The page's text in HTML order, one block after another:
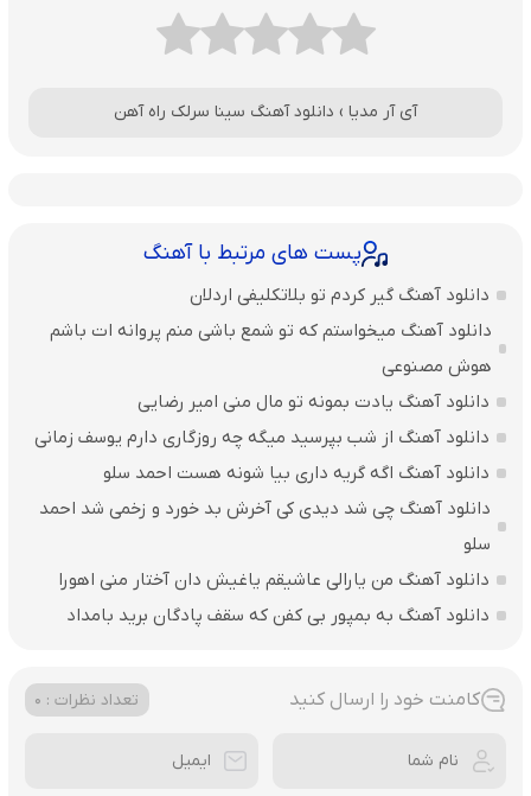
آی آر مدیا › دانلود آهنگ سینا سرلک راه آهن
پست های مرتبط با آهنگ
دانلود آهنگ گیر کردم تو بلاتکلیفی اردلان
دانلود آهنگ میخواستم که تو شمع باشی منم پروانه ات باشم
هوش مصنوعی
دانلود آهنگ یادت بمونه تو مال منی امیر رضایی
دانلود آهنگ از شب بپرسید میگه چه روزگاری دارم یوسف زمانی
دانلود آهنگ اگه گریه داری بیا شونه هست احمد سلو
دانلود آهنگ چی شد دیدی کی آخرش بد خورد و زخمی شد احمد
سلو
دانلود آهنگ من یارالی عاشیقم یاغیش دان آختار منی اهورا
دانلود آهنگ به بمپور بی کفن که سقف پادگان برید بامداد
کامنت خود را ارسال کنید تعداد نظرات : 0